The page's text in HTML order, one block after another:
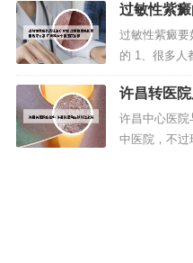
比较好的，医
冷冷清清的
院：在治疗
工过后的各
过敏性紫
最佳治疗
过敏性紫癜要
的 1、很多人
下面就带大家
一种缓解的作
服维生素C，
片，当归片等
许昌转医
转
许昌中心医院
中医院，不过